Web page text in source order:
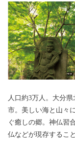
人口約3万人。大分
市。美しい海と山々
ぐ癒しの郷。神仏習
仏などが現存するこ
生み出す、豊富な食